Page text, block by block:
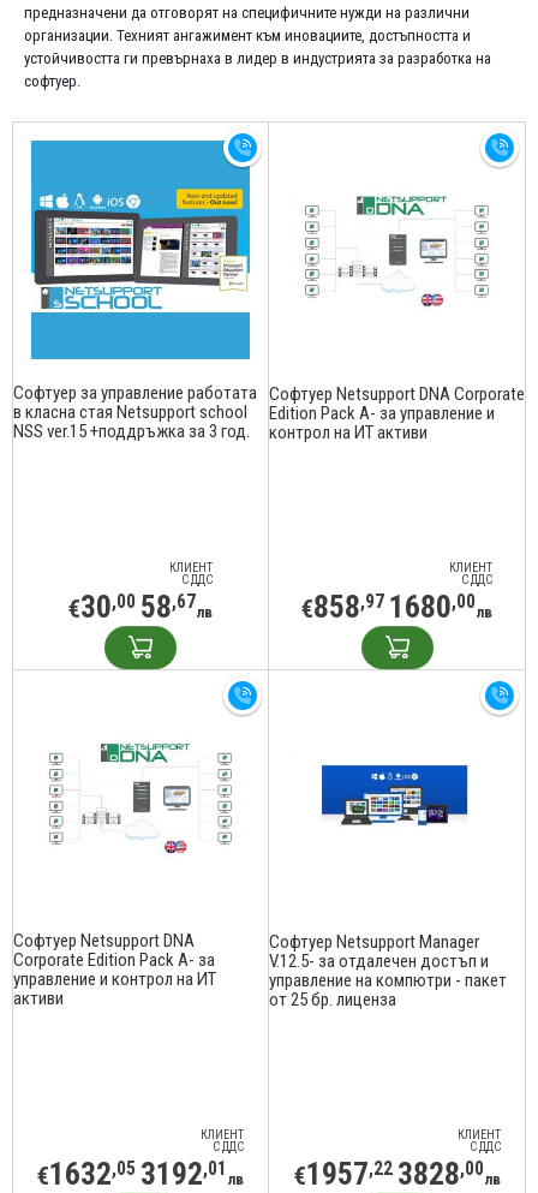
предназначени да отговорят на специфичните нужди на различни
организации. Техният ангажимент към иновациите, достъпността и
устойчивостта ги превърнаха в лидер в индустрията за разработка на
софтуер.
Софтуер за управление работата
в класна стая Netsupport school
NSS ver.15 +поддръжка за 3 год.
КЛИЕНТ
С ДДС
€30,00 58,67лв
Софтуер Netsupport DNA Corporate
Edition Pack A- за упрaвление и
контрол на ИТ активи
КЛИЕНТ
С ДДС
€858,97 1680,00лв
Софтуер Netsupport DNA
Corporate Edition Pack A- за
упрaвление и контрол на ИТ
активи
КЛИЕНТ
С ДДС
€1632,05 3192,01 лв
Софтуер Netsupport Manager
V.12.5- за отдалечен достъп и
управление на компютри - пакет
от 25 бр. лиценза
КЛИЕНТ
С ДДС
€1957,22 3828,00лв